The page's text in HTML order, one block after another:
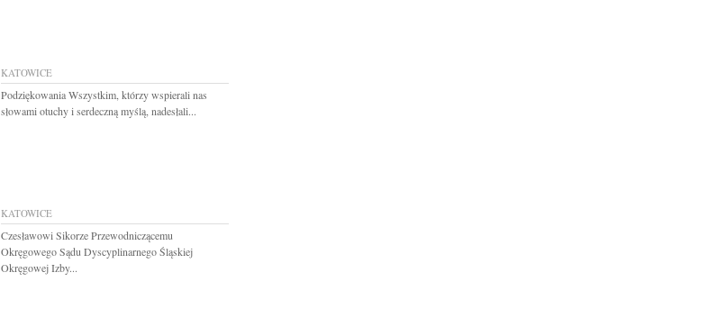
KATOWICE
Podziękowania Wszystkim, którzy wspierali nas
słowami otuchy i serdeczną myślą, nadesłali...
KATOWICE
Czesławowi Sikorze Przewodniczącemu
Okręgowego Sądu Dyscyplinarnego Śląskiej
Okręgowej Izby...